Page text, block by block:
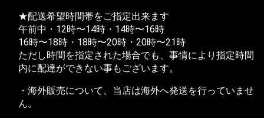
★配送希望時間帯をご指定出来ます
午前中・12時〜14時・14時〜16時
16時〜18時・18時〜20時・20時〜21時
ただし時間を指定された場合でも、事情により指定時間
内に配達ができない事もございます。
・海外販売について、当店は海外へ発送を行っていませ
ん。